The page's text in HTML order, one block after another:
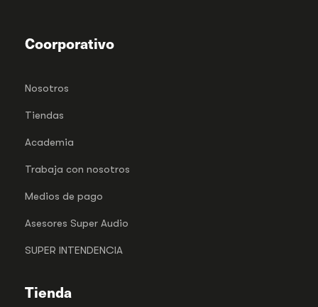
Coorporativo
Nosotros
Tiendas
Academia
Trabaja con nosotros
Medios de pago
Asesores Super Audio
SUPER INTENDENCIA
Tienda